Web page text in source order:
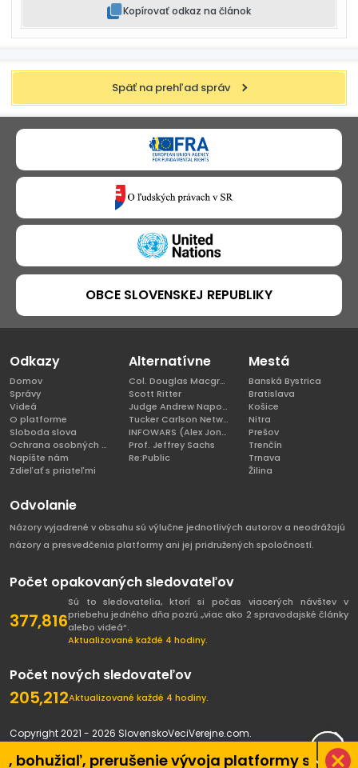
Kopírovať odkaz na článok
Späť na prehľad správ
prerušenie vývoja platformy spôsobené
OBCE SLOVENSKEJ REPUBLIKY
Odkazy
Domov
Správy
Videá
O platforme
Sloboda slova
Ochrana osobných údajov
Napíšte nám
Zdieľať s priateľmi
Alternatívne
Col. Douglas Macgregor, Ph.D
Scott Ritter
Judge Andrew Napolitano
Tucker Carlson Network
INFOWARS (Alex Jones)
Prof. Jeffrey Sachs
Re:Public
Mestá
Banská Bystrica
Bratislava
Košice
Nitra
Prešov
Trenčín
Trnava
Žilina
Odvolanie
Názory vyjadrené v obsahu sú výlučne jednotlivých autorov a neodrážajú
názory a presvedčenia platformy ani jej pridružených spoločností.
Počet opakovaných sledovateľov
377,816
Sú to sledovatelia, ktorí si počas viacerých návštev v
priebehu jedného dňa pozrú „viac ako 2 spravodajské články
alebo videá“.
Aktualizované každé 4 hodiny.
Počet nových sledovateľov
205,212Aktualizované každé 4 hodiny.
Copyright 2021 - 2026 SlovenskoVeciVerejne.com.